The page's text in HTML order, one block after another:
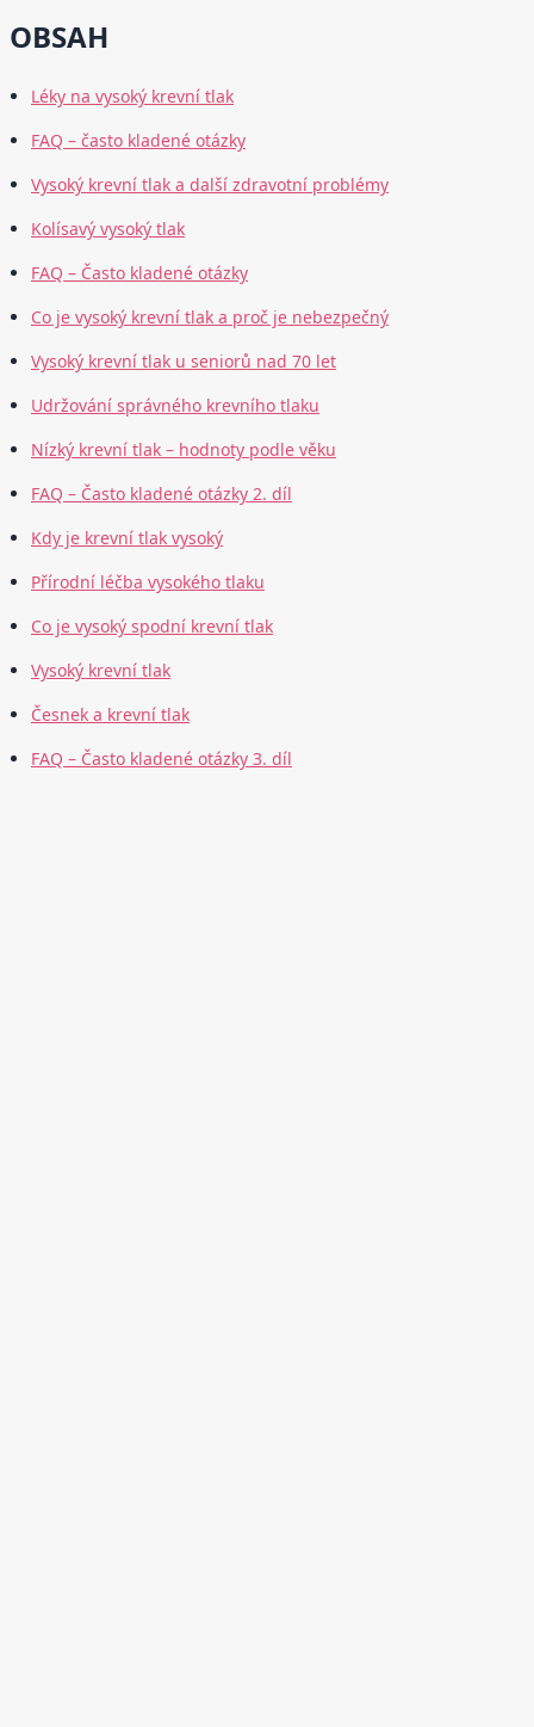
OBSAH
Léky na vysoký krevní tlak
FAQ – často kladené otázky
Vysoký krevní tlak a další zdravotní problémy
Kolísavý vysoký tlak
FAQ – Často kladené otázky
Co je vysoký krevní tlak a proč je nebezpečný
Vysoký krevní tlak u seniorů nad 70 let
Udržování správného krevního tlaku
Nízký krevní tlak – hodnoty podle věku
FAQ – Často kladené otázky 2. díl
Kdy je krevní tlak vysoký
Přírodní léčba vysokého tlaku
Co je vysoký spodní krevní tlak
Vysoký krevní tlak
Česnek a krevní tlak
FAQ – Často kladené otázky 3. díl